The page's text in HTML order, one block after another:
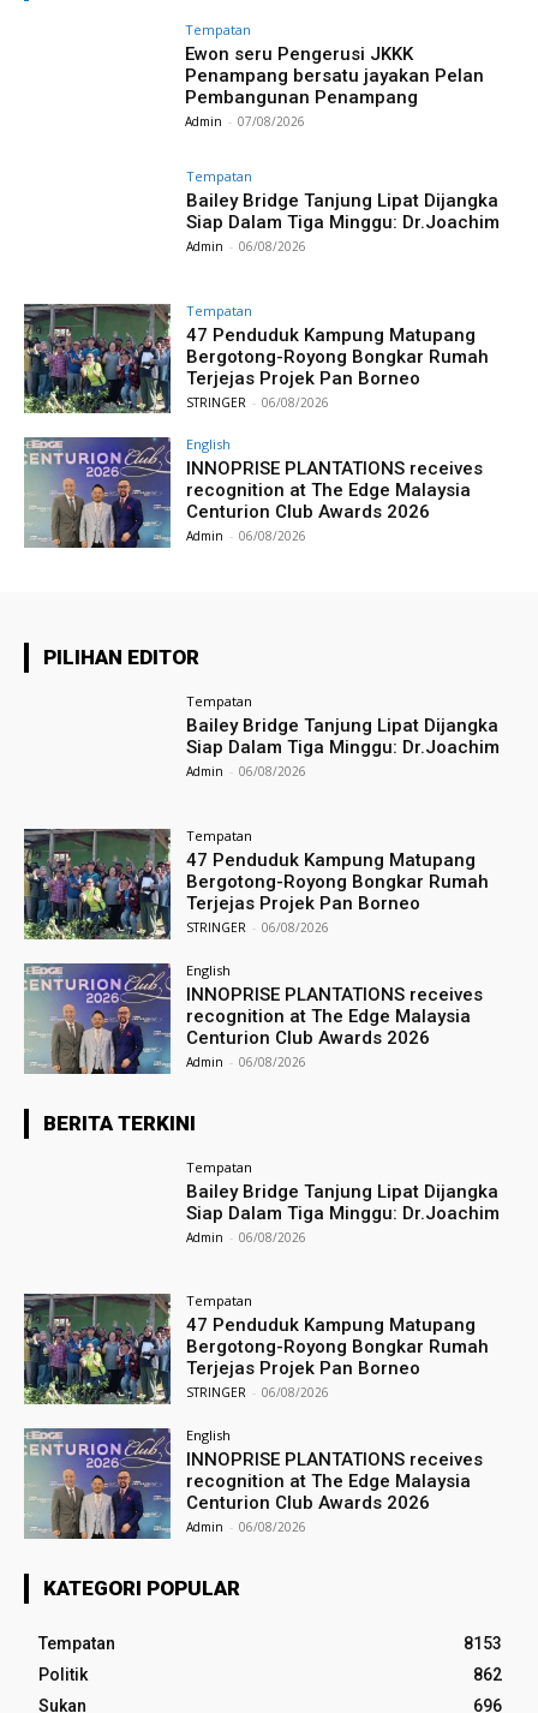
Tempatan
Ewon seru Pengerusi JKKK
Penampang bersatu jayakan Pelan
Pembangunan Penampang
Admin - 07/08/2026
Tempatan
Bailey Bridge Tanjung Lipat Dijangka
Siap Dalam Tiga Minggu: Dr.Joachim
Admin - 06/08/2026
Tempatan
47 Penduduk Kampung Matupang
Bergotong-Royong Bongkar Rumah
Terjejas Projek Pan Borneo
STRINGER - 06/08/2026
English
INNOPRISE PLANTATIONS receives
recognition at The Edge Malaysia
Centurion Club Awards 2026
Admin - 06/08/2026
PILIHAN EDITOR
Tempatan
Bailey Bridge Tanjung Lipat Dijangka
Siap Dalam Tiga Minggu: Dr.Joachim
Admin - 06/08/2026
Tempatan
47 Penduduk Kampung Matupang
Bergotong-Royong Bongkar Rumah
Terjejas Projek Pan Borneo
STRINGER - 06/08/2026
English
INNOPRISE PLANTATIONS receives
recognition at The Edge Malaysia
Centurion Club Awards 2026
Admin - 06/08/2026
BERITA TERKINI
Tempatan
Bailey Bridge Tanjung Lipat Dijangka
Siap Dalam Tiga Minggu: Dr.Joachim
Admin - 06/08/2026
Tempatan
47 Penduduk Kampung Matupang
Bergotong-Royong Bongkar Rumah
Terjejas Projek Pan Borneo
STRINGER - 06/08/2026
English
INNOPRISE PLANTATIONS receives
recognition at The Edge Malaysia
Centurion Club Awards 2026
Admin - 06/08/2026
KATEGORI POPULAR
Tempatan
8153
Politik
862
Sukan
696